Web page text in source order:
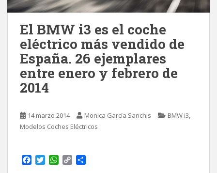
El BMW i3 es el coche
eléctrico más vendido de
España. 26 ejemplares
entre enero y febrero de
2014
14 marzo 2014 Monica García Sanchis BMW i3,
Modelos Coches Eléctricos
W